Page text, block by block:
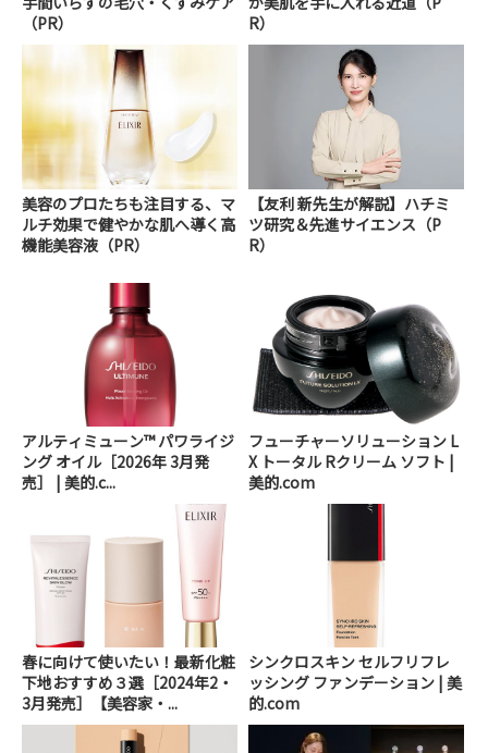
（PR）
R）
美容のプロたちも注目する、マ
ルチ効果で健やかな肌へ導く高
機能美容液（PR）
【友利 新先生が解説】ハチミ
ツ研究＆先進サイエンス（P
R）
アルティミューン™ パワライジ
ング オイル［2026年 3月発
売］ | 美的.c...
フューチャーソリューション L
X トータル Rクリーム ソフト |
美的.com
春に向けて使いたい！最新化粧
下地おすすめ３選［2024年2・
3月発売］【美容家・...
シンクロスキン セルフリフレ
ッシング ファンデーション | 美
的.com